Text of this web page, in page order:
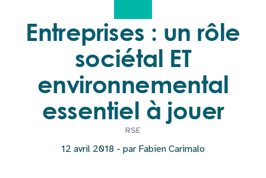
Entreprises : un rôle
sociétal ET
environnemental
essentiel à jouer
RSE
12 avril 2018 - par Fabien Carimalo